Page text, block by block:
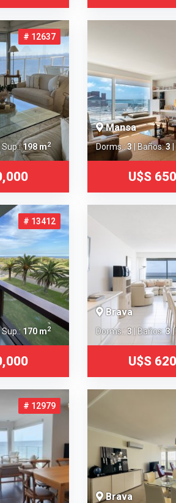
# 12637
| Sup.:198 m2
Mansa
Dorms.:3| Baños:3
U$S
# 13412
| Sup.: 170 m2
Brava
Dorms.:3| Baños:3|
U$S
# 12979
Brava